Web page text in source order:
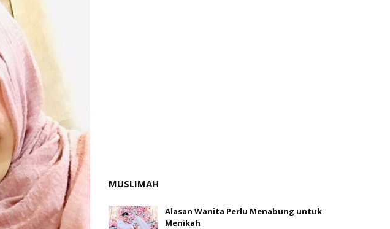
MUSLIMAH
Alasan Wanita Perlu Menabung untuk
Menikah